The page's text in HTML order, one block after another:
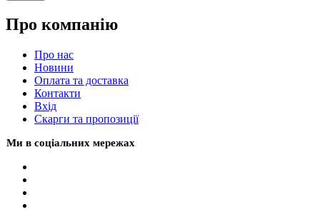
Про компанію
Про нас
Новини
Оплата та доставка
Контакти
Вхiд
Скарги та пропозиції
Ми в соціальних мережах